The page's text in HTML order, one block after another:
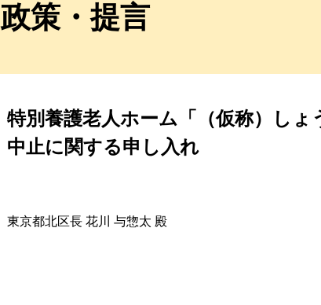
政策・提言
特別養護老人ホーム「（仮称）しょ
中止に関する申し入れ
東京都北区長 花川 与惣太 殿